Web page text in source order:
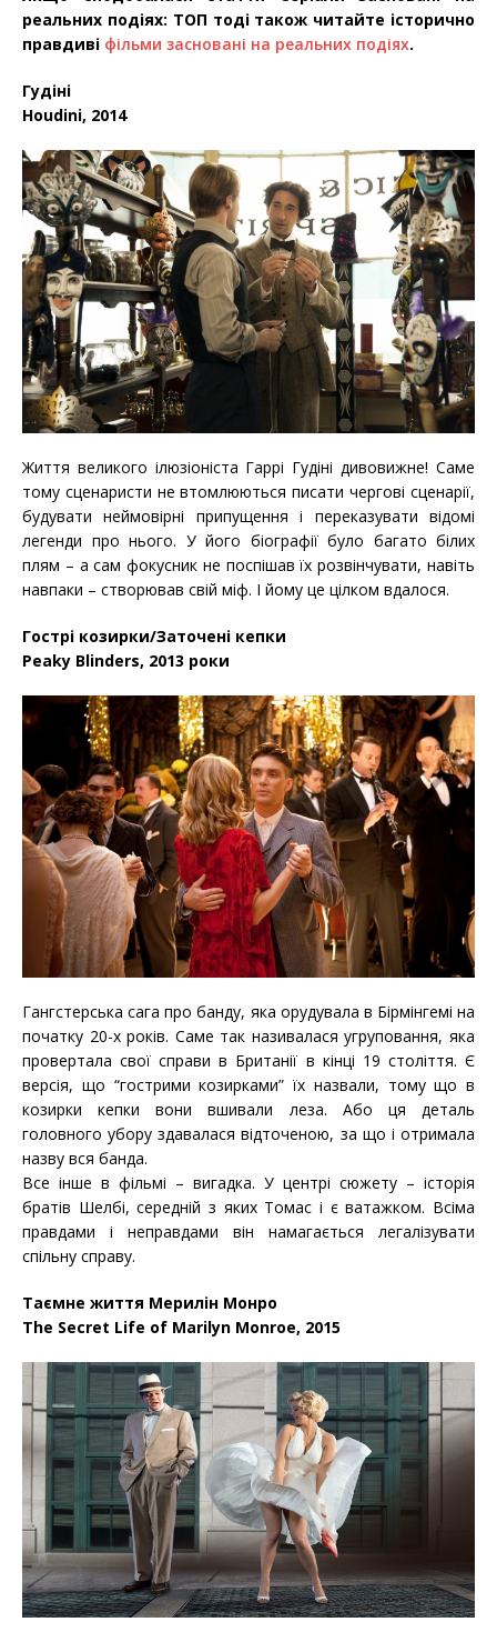
реальних подіях: ТОП тоді також читайте історично
правдиві фільми засновані на реальних подіях.
Гудіні
Houdini, 2014
Життя великого ілюзіоніста Гаррі Гудіні дивовижне! Саме
тому сценаристи не втомлюються писати чергові сценарії,
будувати неймовірні припущення і переказувати відомі
легенди про нього. У його біографії було багато білих
плям – а сам фокусник не поспішав їх розвінчувати, навіть
навпаки – створював свій міф. І йому це цілком вдалося.
Гострі козирки/Заточені кепки
Peaky Blinders, 2013 роки
Гангстерська сага про банду, яка орудувала в Бірмінгемі на
початку 20-х років. Саме так називалася угруповання, яка
провертала свої справи в Британії в кінці 19 століття. Є
версія, що “гострими козирками” їх назвали, тому що в
козирки кепки вони вшивали леза. Або ця деталь
головного убору здавалася відточеною, за що і отримала
назву вся банда.
Все інше в фільмі – вигадка. У центрі сюжету – історія
братів Шелбі, середній з яких Томас і є ватажком. Всіма
правдами і неправдами він намагається легалізувати
спільну справу.
Таємне життя Мерилін Монро
The Secret Life of Marilyn Monroe, 2015